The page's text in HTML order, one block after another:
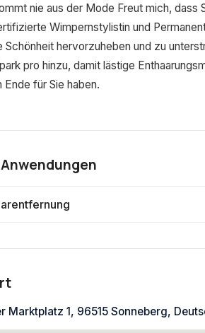
nie aus der Mode Freut mich,
Wimpernstylistin und
Schönheit hervorzuheben und zu
pro hinzu, damit lästige
Ende für Sie haben.
Marktplatz 1, 96515 Sonneberg,